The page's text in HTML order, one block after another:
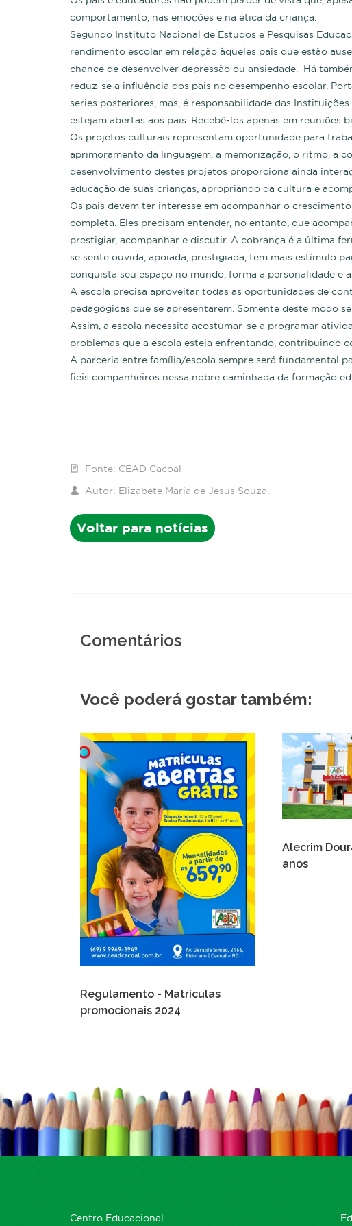
comportamento, nas emoções e na ética da criança.
Segundo Instituto Nacional de Estudos e Pesquisas
rendimento escolar em relação àqueles pais que estão
chance de desenvolver depressão ou ansiedade. Há
reduz-se a influência dos pais no desempenho escolar.
series posteriores, mas, é responsabilidade das
estejam abertas aos pais. Recebê-los apenas em
Os projetos culturais representam oportunidade para
aprimoramento da linguagem, a memorização, o ritmo, a
desenvolvimento destes projetos proporciona ainda
educação de suas crianças, apropriando da cultura e
Os pais devem ter interesse em acompanhar o
completa. Eles precisam entender, no entanto, que
prestigiar, acompanhar e discutir. A cobrança é a última
se sente ouvida, apoiada, prestigiada, tem mais estímulo
conquista seu espaço no mundo, forma a personalidade e
A escola precisa aproveitar todas as oportunidades de
pedagógicas que se apresentarem. Somente deste modo
Assim, a escola necessita acostumar-se a programar
problemas que a escola esteja enfrentando, contribuindo
A parceria entre família/escola sempre será fundamental
fieis companheiros nessa nobre caminhada da formação
Fonte: CEAD Cacoal
Autor: Elizabete Maria de Jesus Souza.
Voltar para notícias
Comentários
Você poderá gostar também:
Regulamento - Matrículas
promocionais 2024
Alecrim
anos
Centro Educacional